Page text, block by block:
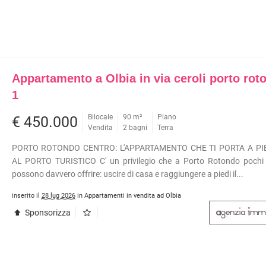
Appartamento a Olbia in via ceroli porto
1
€ 450.000
Bilocale
Vendita
90 m²
2 bagni
Piano
Terra
PORTO ROTONDO CENTRO: L'APPARTAMENTO CHE TI PORTA A
AL PORTO TURISTICO C' un privilegio che a Porto Rotondo
possono davvero offrire: uscire di casa e raggiungere a piedi il...
inserito il 28 lug 2026in Appartamenti in vendita ad Olbia
Sponsorizza